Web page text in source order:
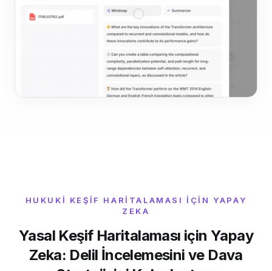
HUKUKI KEŞIF HARITALAMASI IÇIN YAPAY
ZEKA
Yasal Keşif Haritalaması için Yapay
Zeka: Delil İncelemesini ve Dava